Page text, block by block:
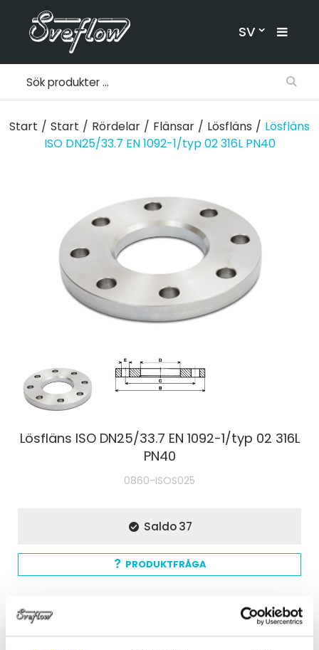
SV
Start / Start / Rördelar / Flänsar / Lösfläns / Lösfläns
ISO DN25/33.7 EN 1092-1/typ 02 316L PN40
Lösfläns ISO DN25/33.7 EN 1092-1/typ 02 316L
PN40
0860-ISOS025
Saldo 37
PRODUKTFRÅGA
Egenskaper